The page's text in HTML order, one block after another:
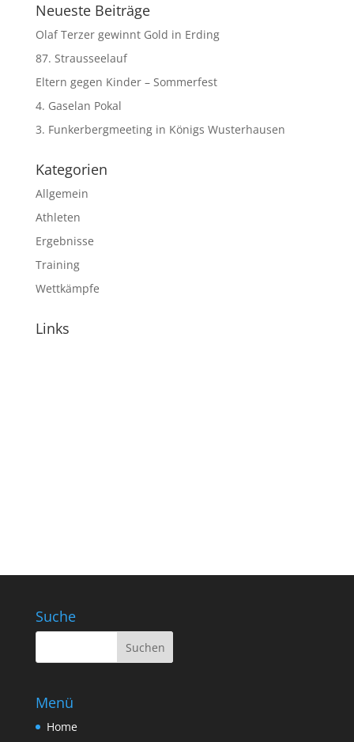
Neueste Beiträge
Olaf Terzer gewinnt Gold in Erding
87. Strausseelauf
Eltern gegen Kinder – Sommerfest
4. Gaselan Pokal
3. Funkerbergmeeting in Königs Wusterhausen
Kategorien
Allgemein
Athleten
Ergebnisse
Training
Wettkämpfe
Links
Suche
Menü
Home